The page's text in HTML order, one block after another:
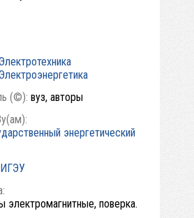
Электротехника
Электроэнергетика
(©): вуз, авторы
энергетический
ИГЭУ
электромагнитные, поверка.